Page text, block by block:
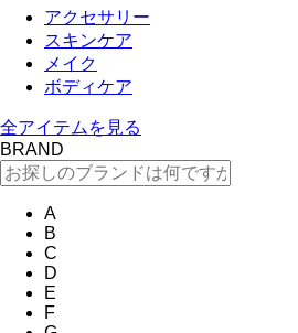
アクセサリー
スキンケア
メイク
ボディケア
全アイテムを見る
BRAND
A
B
C
D
E
F